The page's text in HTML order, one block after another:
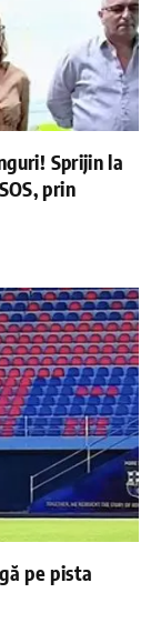
Sprijin la
prin
pe pista